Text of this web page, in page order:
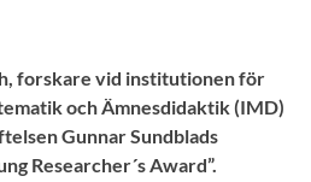
forskare vid institutionen för
och Ämnesdidaktik (IMD)
Gunnar Sundblads
Researcher´s Award”.